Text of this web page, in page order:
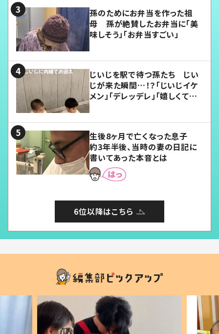
孫のためにお弁当を作った祖
母 孫が絶賛したお弁当に「美
味しそう」「お弁当すごい」
じいじを駅で待つ孫たち じい
じが来た瞬間…！？「じいじイケ
メン」「デレッデレ」「嬉しくて可
生後8ヶ月で亡くなった息子
約3年半後、当時の妻の日記に
書いてあった本音とは
6位以降はこちら